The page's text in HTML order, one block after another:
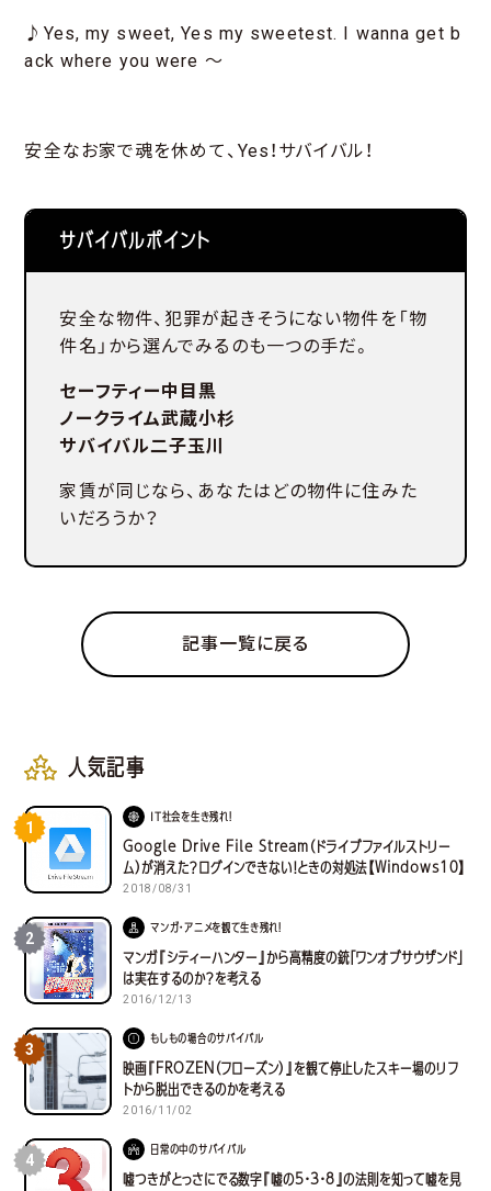
♪Yes, my sweet, Yes my sweetest. I wanna get b
ack where you were ～
安全なお家で魂を休めて、Yes！サバイバル！
サバイバルポイント
安全な物件、犯罪が起きそうにない物件を「物
件名」から選んでみるのも一つの手だ。
セーフティー中目黒
ノークライム武蔵小杉
サバイバル二子玉川
家賃が同じなら、あなたはどの物件に住みた
いだろうか？
記事一覧に戻る
人気記事
1
IT社会を生き残れ！
Google Drive File Stream（ドライブファイルストリー
ム）が消えた？ログインできない！ときの対処法【Windows10】
2018/08/31
2
マンガ・アニメを観て生き残れ！
マンガ『シティーハンター』から高精度の銃「ワンオブサウザンド」
は実在するのか？を考える
2016/12/13
3
もしもの場合のサバイバル
映画『FROZEN（フローズン）』を観て停止したスキー場のリフ
トから脱出できるのかを考える
2016/11/02
4
日常の中のサバイバル
嘘つきがとっさにでる数字『嘘の5・3・8』の法則を知って嘘を見